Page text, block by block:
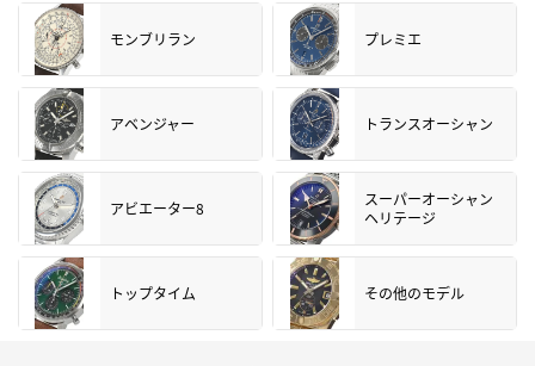
モンブリラン プレミエ
アベンジャー トランスオーシャン
アビエーター8
スーパーオーシャン
ヘリテージ
トップタイム その他のモデル